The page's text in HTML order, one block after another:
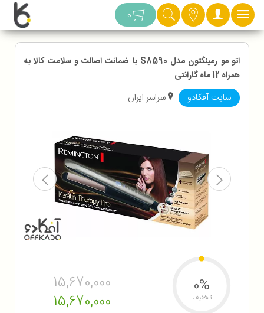
دسته بندی 0
اتو مو رمینگتون مدل S8590 با ضمانت اصالت و سلامت کالا به
همراه 12 ماه گارانتی
سایت آفکادو سراسر ایران
15,670,000
15,670,000
0%
تخفیف